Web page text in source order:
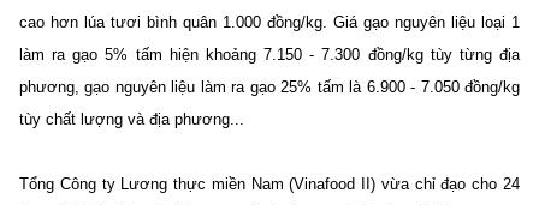
cao hơn lúa tươi bình quân 1.000 đồng/kg. Giá gạo nguyên liệu loại 1
làm ra gạo 5% tấm hiện khoảng 7.150 - 7.300 đồng/kg tùy từng địa
phương, gạo nguyên liệu làm ra gạo 25% tấm là 6.900 - 7.050 đồng/kg
tùy chất lượng và địa phương...
Tổng Công ty Lương thực miền Nam (Vinafood II) vừa chỉ đạo cho 24